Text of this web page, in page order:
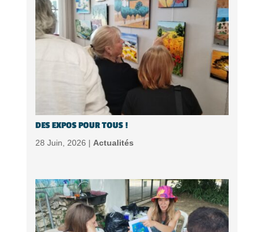
DES EXPOS POUR TOUS !
28 Juin, 2026 | Actualités